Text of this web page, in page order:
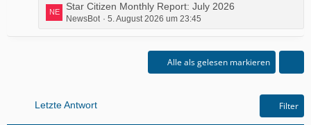
te
ä
L
e
e
Star Citizen Monthly Report: July 2026
NewsBot 5. August 2026 um 23:45
Alle als gelesen markieren
Letzte Antwort Filter